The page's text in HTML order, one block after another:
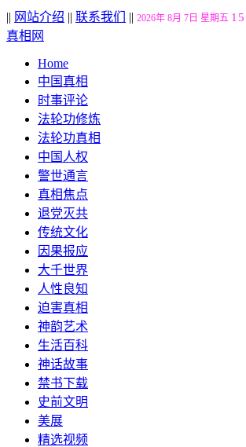
|| 网站介绍 || 联系我们 || 2026年 8月 7日 星期五
真相网
Home
中国真相
时事评论
法轮功修炼
法轮功真相
中国人权
警世通言
真相焦点
退党灭共
传统文化
因果报应
大千世界
人性良知
迫害真相
神韵艺术
生活百科
神话故事
禁书下载
史前文明
美展
精选视频